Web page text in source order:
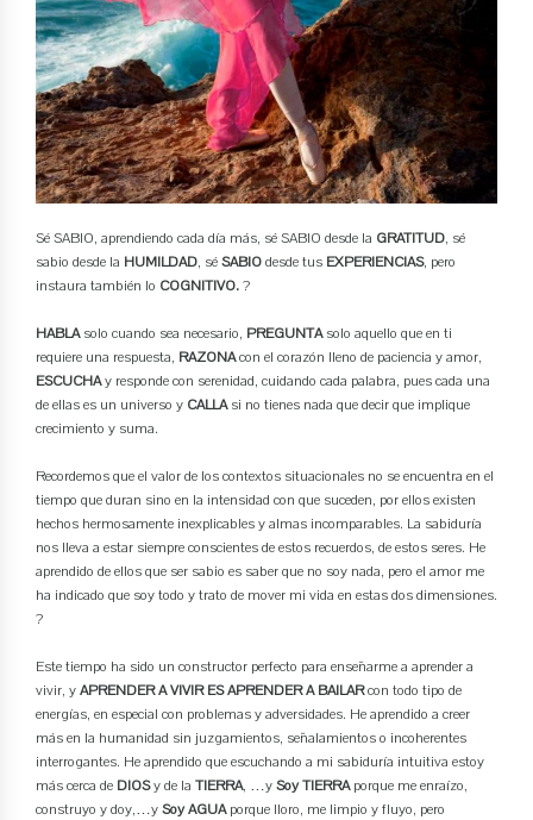
Sé SABIO, aprendiendo cada día más, sé SABIO desde la GRATITUD, sé
sabio desde la HUMILDAD, séSABIOdesde tus EXPERIENCIAS, pero
instaura también lo COGNITIVO.?
HABLAsolo cuando sea necesario, PREGUNTAsolo aquello que en ti
requiere una respuesta, RAZONAcon el corazón lleno de paciencia y amor,
ESCUCHAy responde con serenidad, cuidando cada palabra, pues cada una
de ellas es un universo y CALLAsi no tienes nada que decir que implique
crecimiento y suma.
Recordemos que el valor de los contextos situacionales no se encuentra en el
tiempo que duran sino en la intensidad con que suceden, por ellos existen
hechos hermosamente inexplicables y almas incomparables. La sabiduría
nos lleva a estar siempre conscientes de estos recuerdos, de estos seres. He
aprendido de ellos que ser sabio es saber que no soy nada, pero el amor me
ha indicado que soy todo y trato de mover mi vida en estas dos dimensiones.
?
Este tiempo ha sido un constructor perfecto para enseñarme a aprender a
vivir, yAPRENDER A VIVIR ES APRENDER A BAILARcon todo tipo de
energías, en especial con problemas y adversidades. He aprendido a creer
más en la humanidad sin juzgamientos, señalamientos o incoherentes
interrogantes. He aprendido que escuchando a mi sabiduría intuitiva estoy
más cerca de DIOSy de la TIERRA, …ySoy TIERRAporque me enraízo,
construyo y doy,…ySoy AGUAporque lloro, me limpio y fluyo, pero